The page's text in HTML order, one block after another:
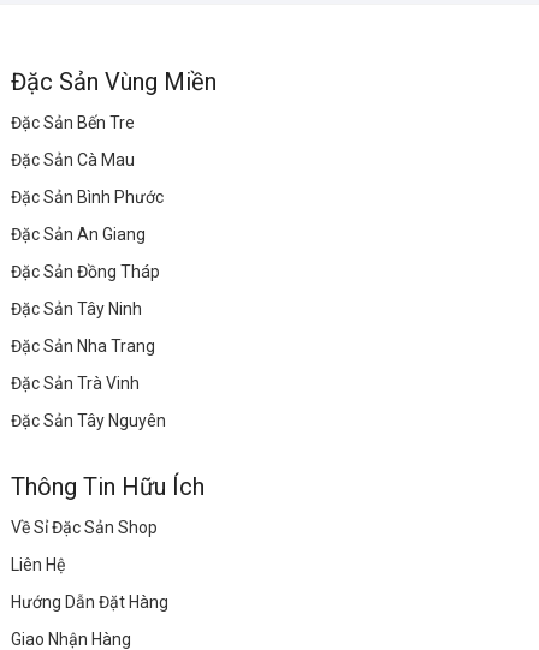
Đặc Sản Vùng Miền
Đặc Sản Bến Tre
Đặc Sản Cà Mau
Đặc Sản Bình Phước
Đặc Sản An Giang
Đặc Sản Đồng Tháp
Đặc Sản Tây Ninh
Đặc Sản Nha Trang
Đặc Sản Trà Vinh
Đặc Sản Tây Nguyên
Thông Tin Hữu Ích
Về Sỉ Đặc Sản Shop
Liên Hệ
Hướng Dẫn Đặt Hàng
Giao Nhận Hàng